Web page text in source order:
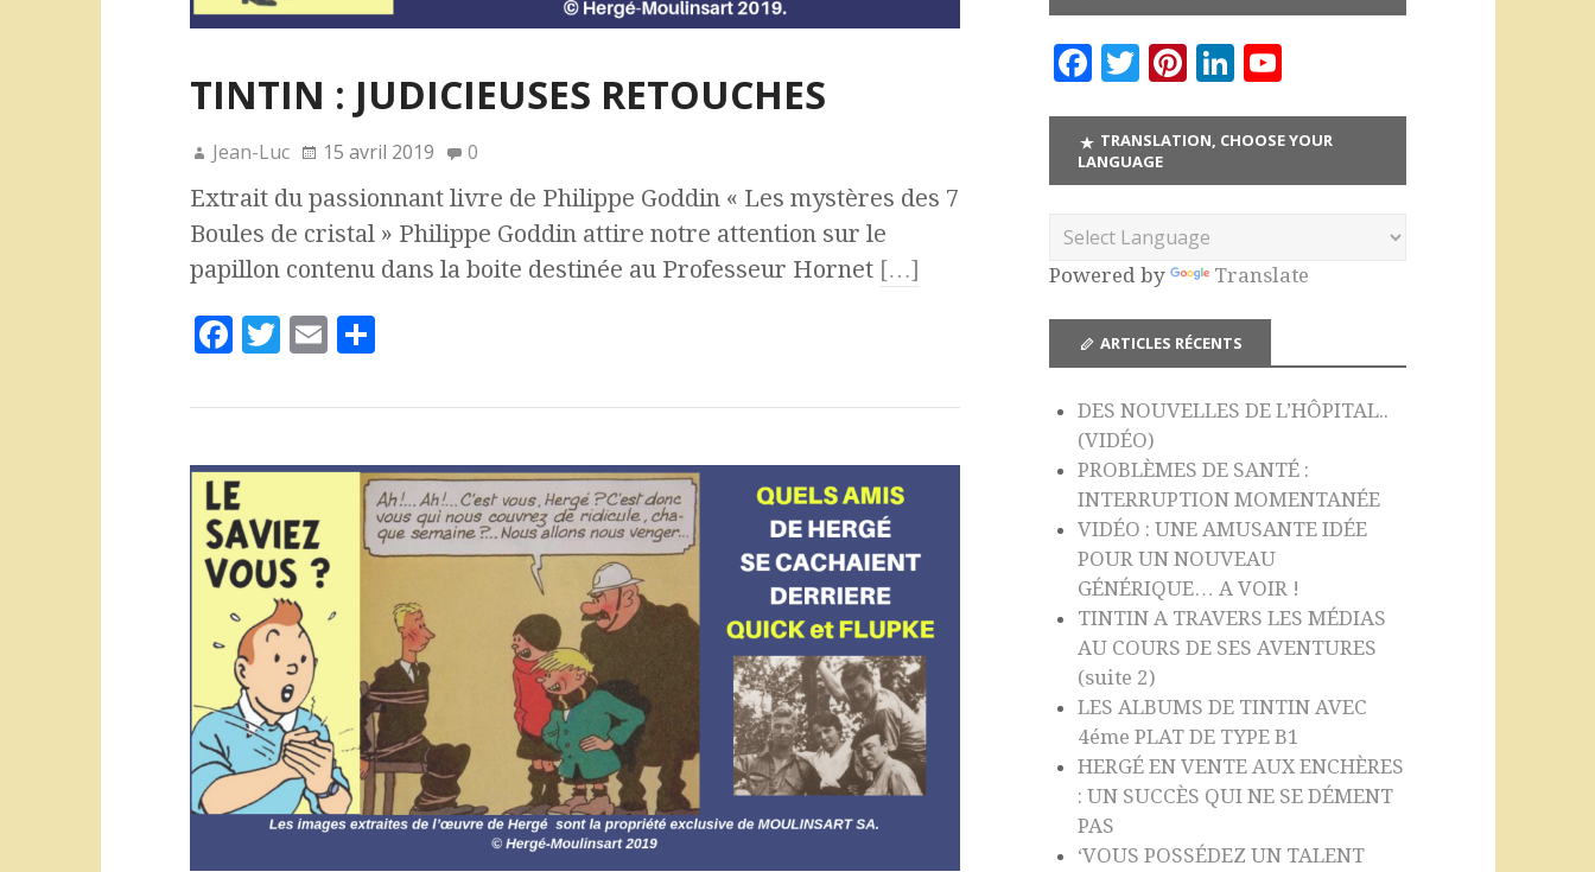
TINTIN : JUDICIEUSES RETOUCHES
Jean-Luc 15 avril 2019 0
Extrait du passionnant livre de Philippe Goddin « Les mystères des 7
Boules de cristal » Philippe Goddin attire notre attention sur le
papillon contenu dans la boite destinée au Professeur Hornet […]
F
c
b
o
o
k
T
it
r
E
ai
P
rt
g
e
r
F
c
e
o
o
k
T
it
te
Pi
te
r
t
Li
k
e
u
T
e
h
a
n
el
TRANSLATION, CHOOSE YOUR
LANGUAGE
Powered by Translate
ARTICLES RÉCENTS
DES NOUVELLES DE L’HÔPITAL..
(VIDÉO)
PROBLÈMES DE SANTÉ :
INTERRUPTION MOMENTANÉE
VIDÉO : UNE AMUSANTE IDÉE
POUR UN NOUVEAU
GÉNÉRIQUE… A VOIR !
TINTIN A TRAVERS LES MÉDIAS
AU COURS DE SES AVENTURES
(suite 2)
LES ALBUMS DE TINTIN AVEC
4éme PLAT DE TYPE B1
HERGÉ EN VENTE AUX ENCHÈRES
: UN SUCCÈS QUI NE SE DÉMENT
PAS
‘VOUS POSSÉDEZ UN TALENT